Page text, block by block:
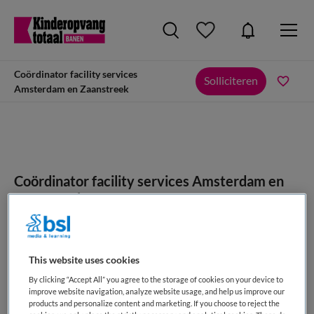
Coördinator facility services
Amsterdam en Zaanstreek
Solliciteren
Coördinator facility services Amsterdam en
Zaanstreek
Samenwerkende Kinderopvang, Soest
VAKGEBIED FUNCTIE
This website uses cookies
By clicking “Accept All” you agree to the storage of cookies on your device to
improve website navigation, analyze website usage, and help us improve our
products and personalize content and marketing. If you choose to reject the